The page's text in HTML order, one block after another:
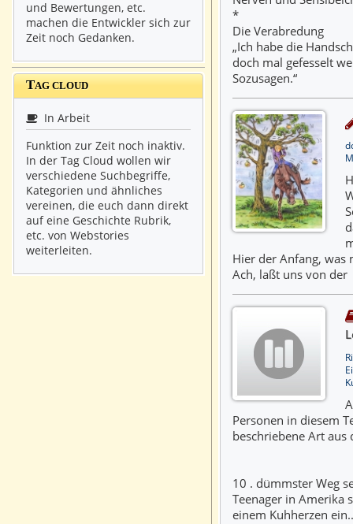
*
Die Verabredung
„Ich habe die
doch mal gefesselt
Sozusagen.“
Hier der Anfang, was
Ach, laßt uns von der
Personen in diesem
beschriebene Art aus
10 . dümmster Weg
Teenager in Amerika
einem Kuhherzen
und Bewertungen, etc.
machen die Entwickler sich zur
Zeit noch Gedanken.
TAG CLOUD
In Arbeit
Funktion zur Zeit noch inaktiv.
In der Tag Cloud wollen wir
verschiedene Suchbegriffe,
Kategorien und ähnliches
vereinen, die euch dann direkt
auf eine Geschichte Rubrik,
etc. von Webstories
weiterleiten.